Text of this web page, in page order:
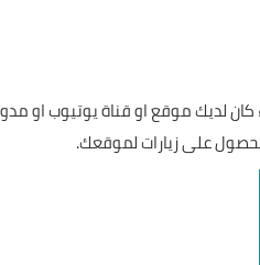
كان لديك موقع او قناة يوتيوب او
على زيارات لموقعك.